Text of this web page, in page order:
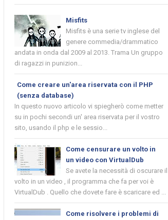
Misfits
Misfits è una serie tv inglese del
genere commedia/drammatico
andata in onda dal 2009 al 2013. Trama Un gruppo
di ragazzi in punizion...
Come creare un'area riservata con il PHP
(senza database)
In questo nuovo articolo vi spiegherò come metter
su in pochi secondi un' area riservata per il vostro
sito, usando il php e le sessio...
Come censurare un volto in
un video con VirtualDub
Se avete la necessità di oscurare il
volto in un video , il programma che fa per voi è
VirtualDub . Quello che dovete fare è scaricare ed ...
Come risolvere i problemi di